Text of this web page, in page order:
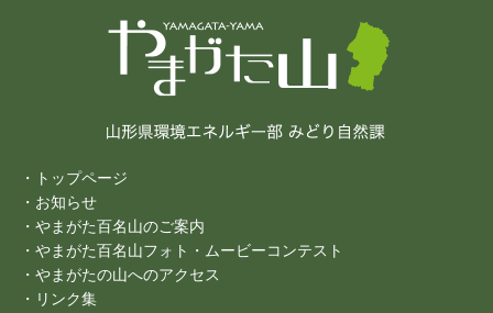
・トップページ
・お知らせ
・やまがた百名山のご案内
・やまがた百名山フォト・ムービーコンテスト
・やまがたの山へのアクセス
・リンク集